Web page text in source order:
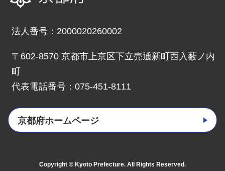
法人番号：2000020260002
〒602-8570 京都市上京区下立売通新町西入薮ノ内
町
代表電話番号：075-451-8111
京都府ホームページ
Copyright © Kyoto Prefecture. All Rights Reserved.